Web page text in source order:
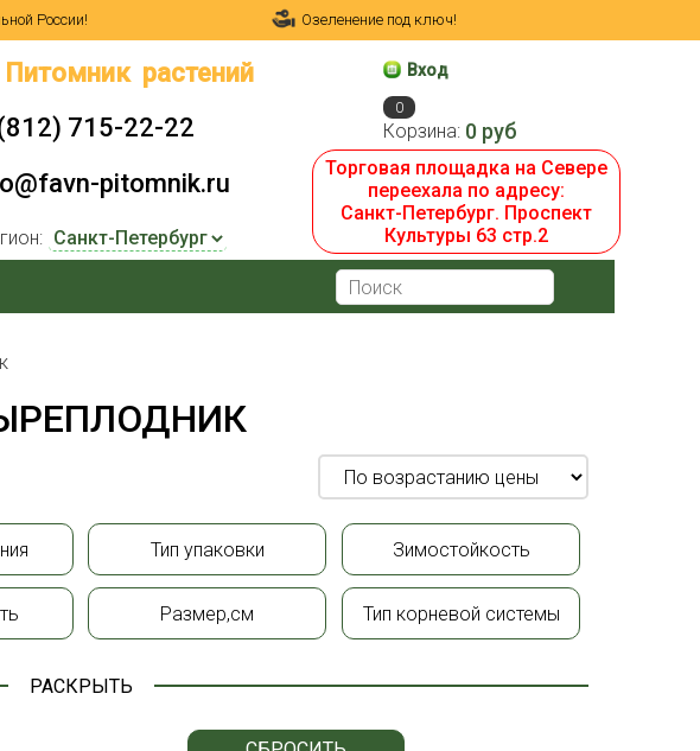
России! Озеленение под ключ!
растений
715-22-22
pitomnik.ru
Вход
0
Корзина: 0 руб
Торговая площадка на Севере
переехала по адресу:
Санкт-Петербург. Проспект
Культуры 63 стр.2
Тип упаковки Зимостойкость
Размер,см Тип корневой системы
РАСКРЫТЬ